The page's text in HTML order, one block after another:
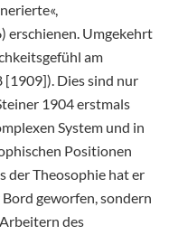
erschienen. Umgekehrt
am
[1909]). Dies sind nur
1904 erstmals
System und in
Positionen
der Theosophie hat er
geworfen, sondern
des